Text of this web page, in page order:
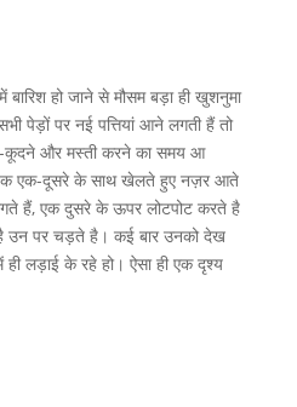
हो जाने से मौसम बड़ा ही खुशनुमा
पेड़ों पर नई पत्तियां आने लगती हैं तो
कूदने और मस्ती करने का समय आ
एक-दूसरे के साथ खेलते हुए नज़र आते
हैं, एक दुसरे के ऊपर लोटपोट करते है
उन पर चड़ते है। कई बार उनको देख
लड़ाई के रहे हो। ऐसा ही एक दृश्य